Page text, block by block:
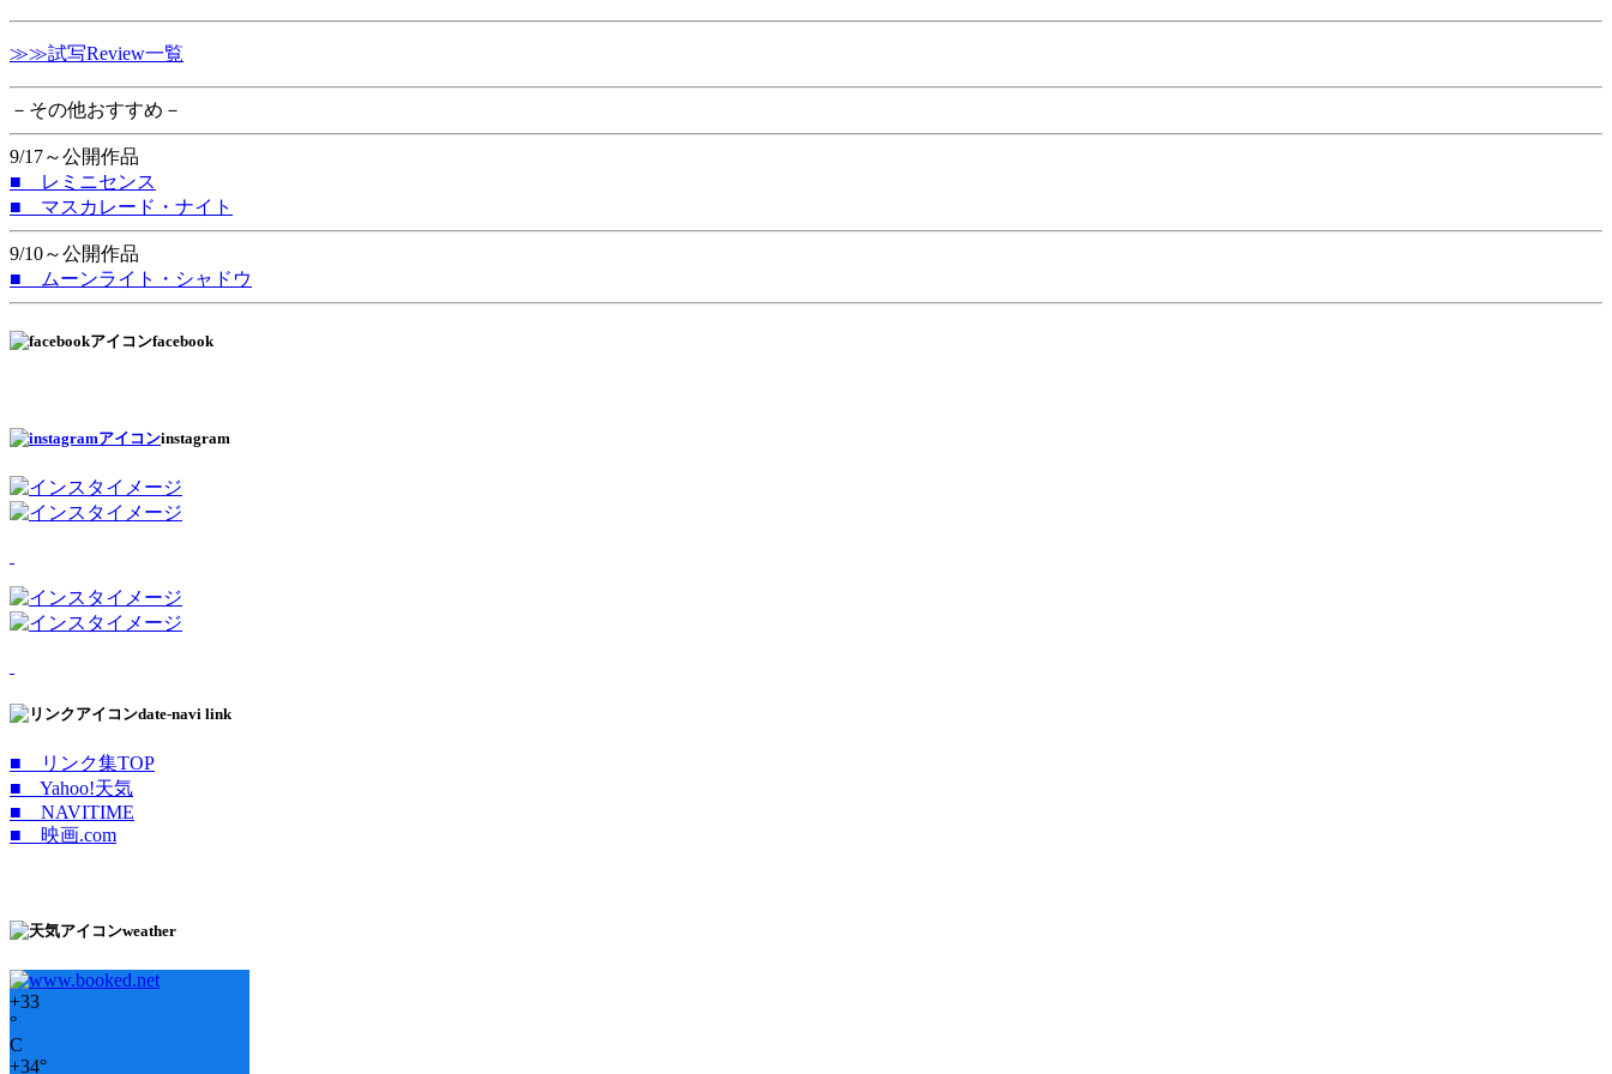
≫≫試写Review一覧
－その他おすすめ－
9/17～公開作品
■ レミニセンス
■ マスカレード・ナイト
9/10～公開作品
■ ムーンライト・シャドウ
facebook
instagram
date-navi link
■ リンク集TOP
■ Yahoo!天気
■ NAVITIME
■ 映画.com
weather
+33
°
C
+34°